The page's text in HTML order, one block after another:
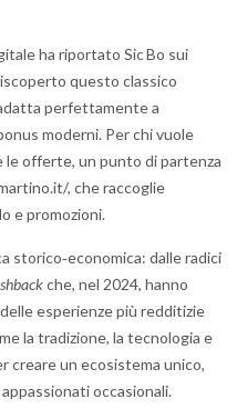
ha riportato Sic Bo sui
questo classico
perfettamente a
moderni. Per chi vuole
offerte, un punto di partenza
, che raccoglie
e promozioni.
storico‑economica: dalle radici
che, nel 2024, hanno
esperienze più redditizie
la tradizione, la tecnologia e
creare un ecosistema unico,
occasionali.